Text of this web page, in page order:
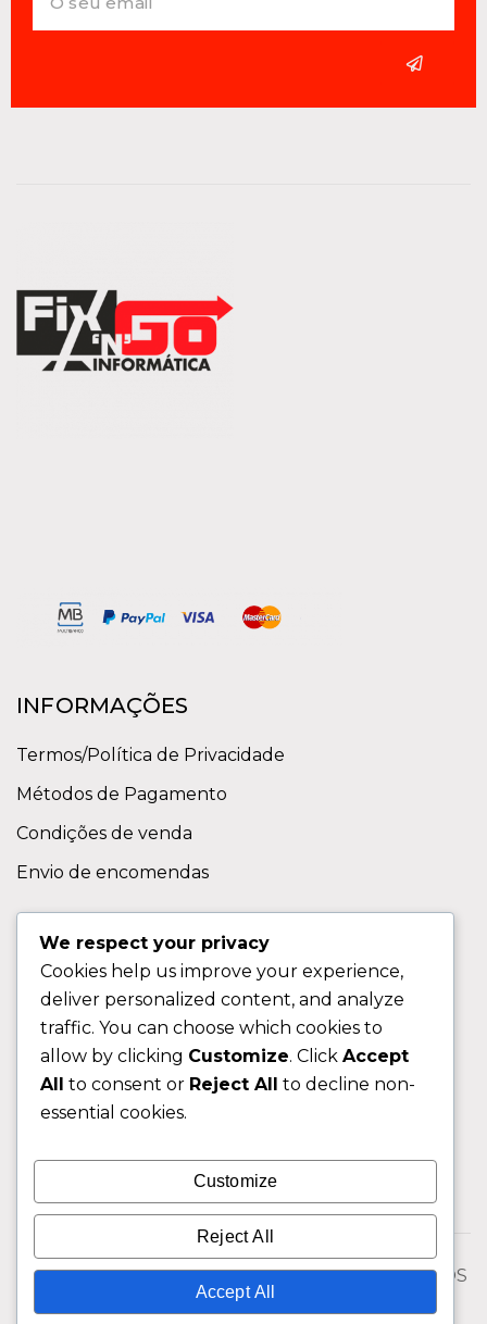
INFORMAÇÕES
Termos/Política de Privacidade
Métodos de Pagamento
Condições de venda
Envio de encomendas
Contactos
Sobre nos
FAQ (Perguntas Frequentes)
CLIENTE
Área do Cliente
Livro de Reclamações
© 2026 Fixngo TODOS OS DIREITOS RESERVADOS
We respect your privacy
Cookies help us improve your experience,
deliver personalized content, and analyze
traffic. You can choose which cookies to
allow by clicking Customize. Click Accept
All to consent or Reject All to decline non-
essential cookies.
Customize
Reject All
Accept All